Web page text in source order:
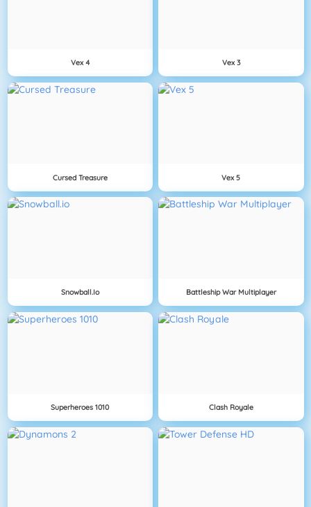
Vex 4 Vex 3
Cursed Treasure Vex 5
Snowball.io Battleship War Multiplayer
Superheroes 1010 Clash Royale